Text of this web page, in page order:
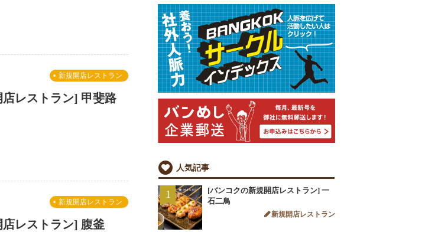
新規開店レストラン
レストラン] 甲斐路
新規開店レストラン
レストラン] 腹釜
人気記事
1
[バンコクの新規開店レストラン] 一
石二鳥
新規開店レストラン